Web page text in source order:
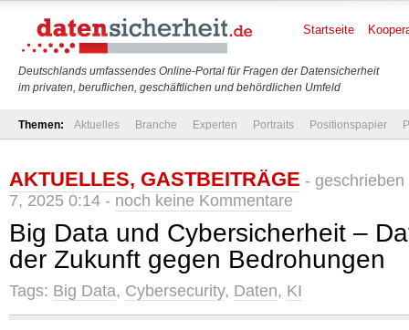
Deutschlands umfassendes Online-Portal für Fragen der Datensicherheit
im privaten, beruflichen, geschäftlichen und behördlichen Umfeld
Startseite
Themen: Aktuelles Branche Experten Portraits Positionspapier
AKTUELLES, GASTBEITRÄGE -
7, 2025 0:14 - noch keine Kommentare
Big Data und Cybersicherheit –
der Zukunft gegen Bedrohungen
Tags: Big Data, Cybersecurity, Daten, KI